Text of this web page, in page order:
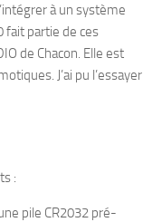
à un système
fait partie de ces
de Chacon. Elle est
J’ai pu l’essayer
:
pile CR2032 pré-